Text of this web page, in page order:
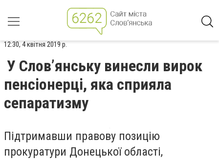
12:30, 4 квітня 2019 р.
У Слов’янську винесли вирок
пенсіонерці, яка сприяла
сепаратизму
Підтримавши правову позицію
прокуратури Донецької області,